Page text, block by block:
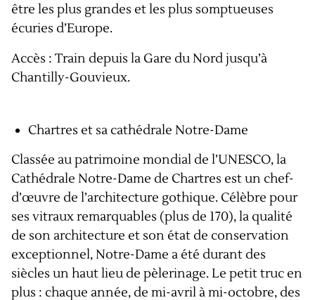
être les plus grandes et les plus somptueuses
écuries d’Europe.
Accès : Train depuis la Gare du Nord jusqu’à
Chantilly-Gouvieux.
Chartres et sa cathédrale Notre-Dame
Classée au patrimoine mondial de l’UNESCO, la
Cathédrale Notre-Dame de Chartres est un chef-
d’œuvre de l’architecture gothique. Célèbre pour
ses vitraux remarquables (plus de 170), la qualité
de son architecture et son état de conservation
exceptionnel, Notre-Dame a été durant des
siècles un haut lieu de pèlerinage. Le petit truc en
plus : chaque année, de mi-avril à mi-octobre, des